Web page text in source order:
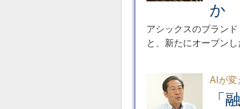
か
アシックスのブラン
と、新たにオープン
AIが変
「